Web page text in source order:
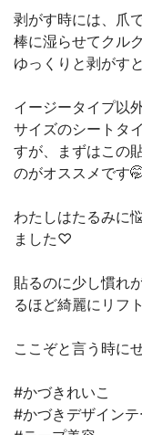
剥がす時には、爪
棒に湿らせてクル
ゆっくりと剥がす
イージータイプ以
サイズのシートタ
すが、まずはこの
のがオススメです
わたしはたるみに
ました♡
貼るのに少し慣れ
るほど綺麗にリフ
ここぞと言う時に
#かづきれいこ
#かづきデザイン